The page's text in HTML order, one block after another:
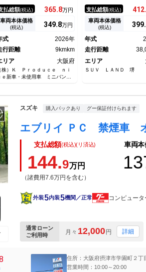
スプレイ シートヒータ ス
アリングヒータ ワイヤレス
電器 パワーバックドア パ
ラミックビューモニター マ
ィック＋８スピーカー
払総額(税込) 365.8万円
車両本体価格
(税込) 349.8万円
式
2026年
行距離
9kmkm
リア
大阪府
株）Ｋ Ｐｒｏｄｕｃｅ ｎｉ
ｅ新車・未使用車 ミニバン専
２．３インチナビ パノ
クビューモニター ブラ
スポットモニター ドラ
コーダー フルセグ 三
コンセント シートベン
ション
支払総額(税込) 412.
車両本体価格
(税込) 399.
年式
走行距離
エリア
ＳＵＶ ＬＡＮＤ 堺
スズキ 購入パックあり グー保証付けられます
支払総額(税込)(リ済込)
144.9万円
（諸費用7.6万円を含む）
車両
外装5内装5機関／正常 コンピュー
通常ローン
ご利用時
月々 12,000 円 詳細
住所：大阪府摂津市学園町２丁
営業時間：10:00～20:00